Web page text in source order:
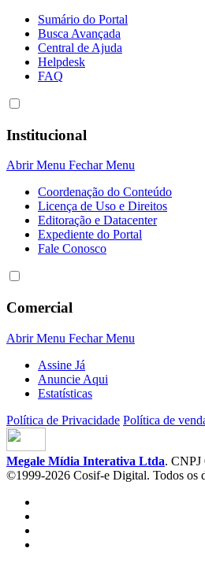
Sumário do Portal
Busca Avançada
Central de Ajuda
Helpdesk
FAQ
Institucional
Abrir Menu Fechar Menu
Coordenação do Conteúdo
Licença de Uso e Direitos
Editoração e Datacenter
Expediente do Portal
Fale Conosco
Comercial
Abrir Menu Fechar Menu
Assine Já
Anuncie Aqui
Estatísticas
Política de Privacidade Política de
Megale Mídia Interativa Ltda. CNPJ
©1999-2026 Cosif-e Digital. Todos os